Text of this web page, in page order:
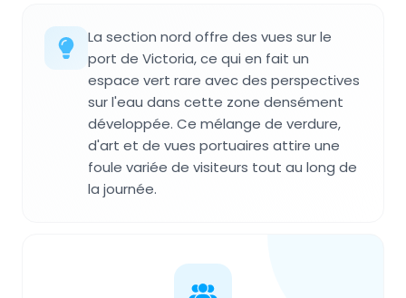
La section nord offre des vues sur le
port de Victoria, ce qui en fait un
espace vert rare avec des perspectives
sur l'eau dans cette zone densément
développée. Ce mélange de verdure,
d'art et de vues portuaires attire une
foule variée de visiteurs tout au long de
la journée.